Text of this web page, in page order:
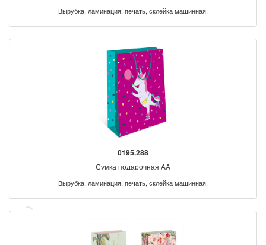
Вырубка, ламинация, печать, склейка машинная.
0195.288
Сумка подарочная AA
Вырубка, ламинация, печать, склейка машинная.